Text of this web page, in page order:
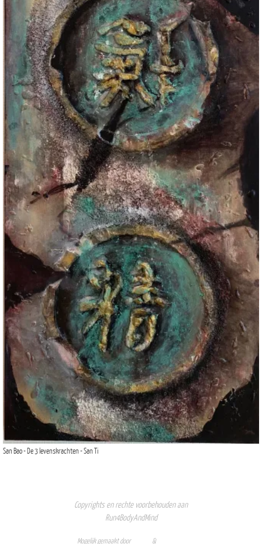
San Bao - De 3 levenskrachten - San Ti
Copyrights en rechte voorbehouden aan
Run4BodyAndMind
Mogelijk gemaakt door &